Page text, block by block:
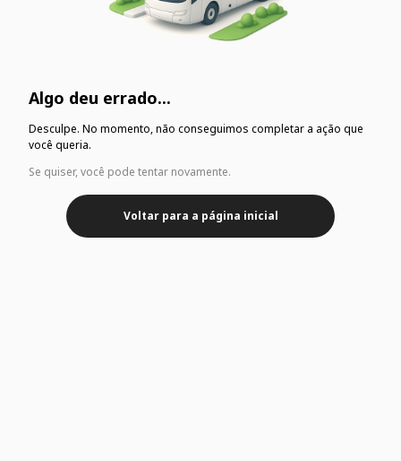
Algo deu errado...
Desculpe. No momento, não conseguimos completar a ação que
você queria.
Se quiser, você pode tentar novamente.
Voltar para a página inicial